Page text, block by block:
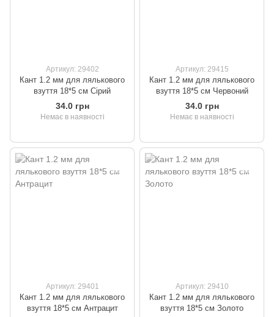
Артикул: 29402
Кант 1.2 мм для лялькового
взуття 18*5 см Сірий
34.0 грн
Немає в наявності
Артикул: 29415
Кант 1.2 мм для лялькового
взуття 18*5 см Червоний
34.0 грн
Немає в наявності
Артикул: 29401
Кант 1.2 мм для лялькового
взуття 18*5 см Антрацит
Артикул: 29410
Кант 1.2 мм для лялькового
взуття 18*5 см Золото